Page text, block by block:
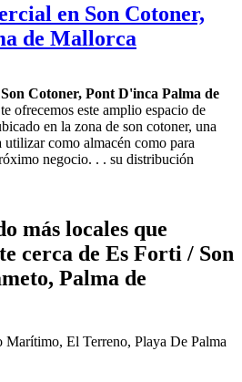
en Son Cotoner,
de Mallorca
Cotoner, Pont D'inca Palma de
ofrecemos este amplio espacio de
en la zona de son cotoner, una
como almacén como para
negocio. . . su distribución
más locales que
cerca de Es Forti / Son
Palma de